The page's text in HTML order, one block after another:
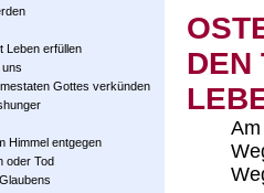
Leben erfüllen
Gottes verkünden
Himmel entgegen
oder Tod
DEN